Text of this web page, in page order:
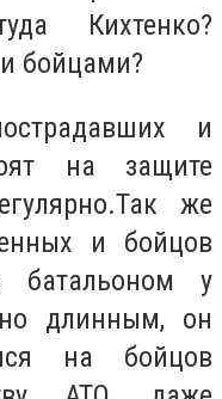
Кихтенко?
бойцами?
и
на защите
же
и бойцов
батальоном у
длинным, он
на бойцов